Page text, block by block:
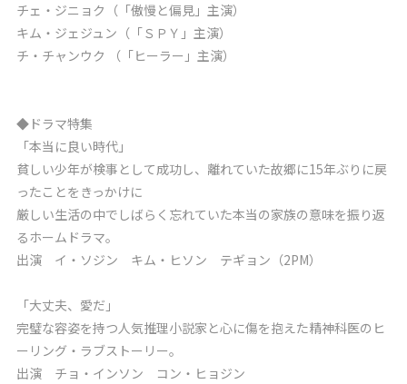
チェ・ジニョク（「傲慢と偏見」主演）
キム・ジェジュン（「ＳＰＹ」主演）
チ・チャンウク （「ヒーラー」主演）
◆ドラマ特集
「本当に良い時代」
貧しい少年が検事として成功し、離れていた故郷に15年ぶりに戻
ったことをきっかけに
厳しい生活の中でしばらく忘れていた本当の家族の意味を振り返
るホームドラマ。
出演 イ・ソジン キム・ヒソン テギョン（2PM）
「大丈夫、愛だ」
完璧な容姿を持つ人気推理小説家と心に傷を抱えた精神科医のヒ
ーリング・ラブストーリー。
出演 チョ・インソン コン・ヒョジン